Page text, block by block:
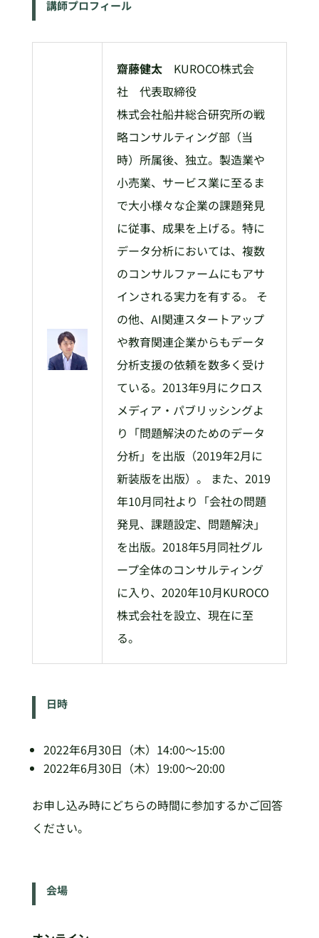
講師プロフィール
齋藤健太KUROCO株式会
社 代表取締役
株式会社船井総合研究所の戦
略コンサルティング部（当
時）所属後、独立。製造業や
小売業、サービス業に至るま
で大小様々な企業の課題発見
に従事、成果を上げる。特に
データ分析においては、複数
のコンサルファームにもアサ
インされる実力を有する。 そ
の他、AI関連スタートアップ
や教育関連企業からもデータ
分析支援の依頼を数多く受け
ている。2013年9月にクロス
メディア・パブリッシングよ
り「問題解決のためのデータ
分析」を出版（2019年2月に
新装版を出版）。 また、2019
年10月同社より「会社の問題
発見、課題設定、問題解決」
を出版。2018年5月同社グル
ープ全体のコンサルティング
に入り、2020年10月KUROCO
株式会社を設立、現在に至
る。
日時
2022年6月30日（木）14:00～15:00
2022年6月30日（木）19:00～20:00
お申し込み時にどちらの時間に参加するかご回答
ください。
会場